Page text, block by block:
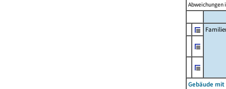
Abweichungen
Gebäude